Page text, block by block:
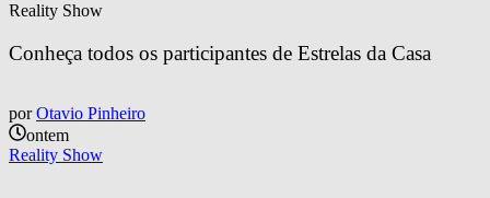
Reality Show
Conheça todos os participantes de Estrelas da Casa
por Otavio Pinheiro
ontem
Reality Show